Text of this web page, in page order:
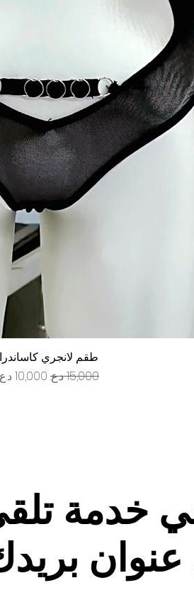
العرض السريع
طقم لانجري كاساندرا
سعر عادي سعر البيع
خدمة
عنوان